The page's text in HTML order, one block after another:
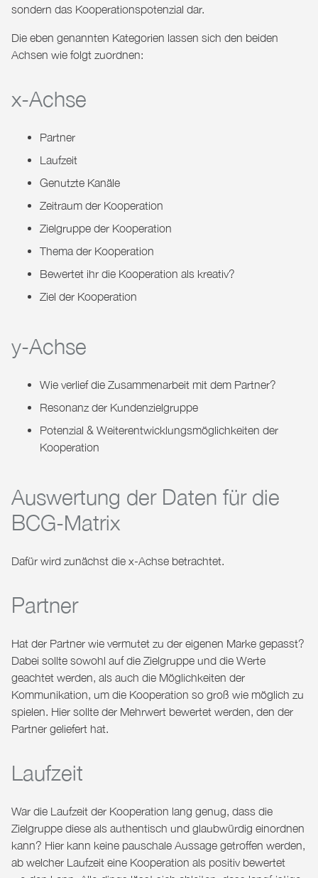
sondern das Kooperationspotenzial dar.
Die eben genannten Kategorien lassen sich den beiden
Achsen wie folgt zuordnen:
x-Achse
Partner
Laufzeit
Genutzte Kanäle
Zeitraum der Kooperation
Zielgruppe der Kooperation
Thema der Kooperation
Bewertet ihr die Kooperation als kreativ?
Ziel der Kooperation
y-Achse
Wie verlief die Zusammenarbeit mit dem Partner?
Resonanz der Kundenzielgruppe
Potenzial & Weiterentwicklungsmöglichkeiten der
Kooperation
Auswertung der Daten für die
BCG-Matrix
Dafür wird zunächst die x-Achse betrachtet.
Partner
Hat der Partner wie vermutet zu der eigenen Marke gepasst?
Dabei sollte sowohl auf die Zielgruppe und die Werte
geachtet werden, als auch die Möglichkeiten der
Kommunikation, um die Kooperation so groß wie möglich zu
spielen. Hier sollte der Mehrwert bewertet werden, den der
Partner geliefert hat.
Laufzeit
War die Laufzeit der Kooperation lang genug, dass die
Zielgruppe diese als authentisch und glaubwürdig einordnen
kann? Hier kann keine pauschale Aussage getroffen werden,
ab welcher Laufzeit eine Kooperation als positiv bewertet